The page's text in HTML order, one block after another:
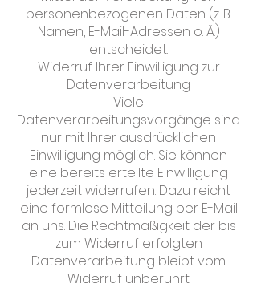
personenbezogenen Daten (z. B.
Namen, E-Mail-Adressen o. Ä.)
entscheidet.
Widerruf Ihrer Einwilligung zur
Datenverarbeitung
Viele
Datenverarbeitungsvorgänge sind
nur mit Ihrer ausdrücklichen
Einwilligung möglich. Sie können
eine bereits erteilte Einwilligung
jederzeit widerrufen. Dazu reicht
eine formlose Mitteilung per E-Mail
an uns. Die Rechtmäßigkeit der bis
zum Widerruf erfolgten
Datenverarbeitung bleibt vom
Widerruf unberührt.